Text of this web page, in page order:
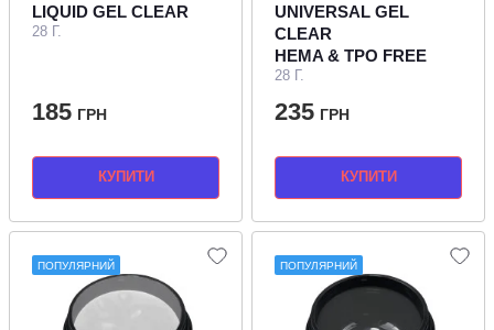
LIQUID GEL CLEAR
28 Г.
185 ГРН
КУПИТИ
UNIVERSAL GEL
CLEAR
HEMA & TPO FREE
28 Г.
235 ГРН
КУПИТИ
ПОПУЛЯРНИЙ ПОПУЛЯРНИЙ